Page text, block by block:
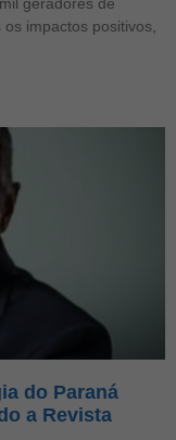
impactos positivos,
do Paraná
a Revista